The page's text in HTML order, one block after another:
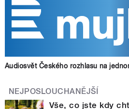
Audiosvět Českého rozhlasu na
NEJPOSLOUCHANĚJŠÍ
Vše, co jste kdy